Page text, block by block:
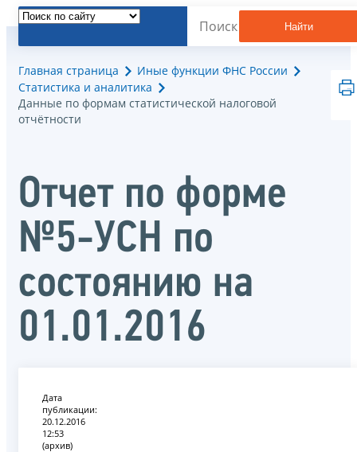
Найти
Главная страница
Иные функции ФНС России
Статистика и аналитика
Данные по формам статистической налоговой
отчётности
Отчет по форме
№5-УСН по
состоянию на
01.01.2016
Дата
публикации:
20.12.2016
12:53
(архив)